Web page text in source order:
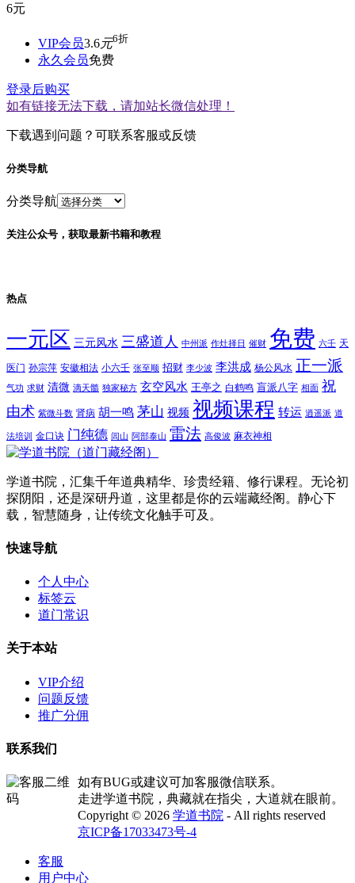
6元
VIP会员3.6元6折
永久会员免费
登录后购买
如有链接无法下载，请加站长微信处理！
下载遇到问题？可联系客服或反馈
分类导航
分类导航
关注公众号，获取最新书籍和教程
热点
一元区 三元风水 三盛道人 中州派 作灶择日 催财 免费 六壬 天
医门 孙宗萍 安徽相法 小六壬 张至顺 招财 李少波 李洪成 杨公风水 正一派
气功 求财 清微 滴天髓 独家秘方 玄空风水 王亭之 白鹤鸣 盲派八字 相面 祝
由术 紫微斗数 肾病 胡一鸣 茅山 视频 视频课程 转运 逍遥派 道
法培训 金口诀 门纯德 闾山 阿部泰山 雷法 高俊波 麻衣神相
学道书院，汇集千年道典精华、珍贵经籍、修行课程。无论初
探阴阳，还是深研丹道，这里都是你的云端藏经阁。静心下
载，智慧随身，让传统文化触手可及。
快速导航
个人中心
标签云
道门常识
关于本站
VIP介绍
问题反馈
推广分佣
联系我们
如有BUG或建议可加客服微信联系。
走进学道书院，典藏就在指尖，大道就在眼前。
Copyright © 2026 学道书院 - All rights reserved
京ICP备17033473号-4
客服
用户中心